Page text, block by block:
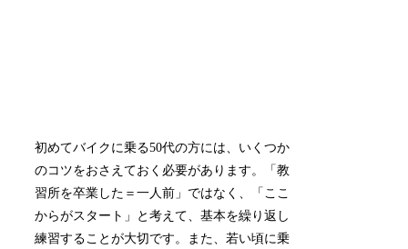
初めてバイクに乗る50代の方には、いくつか
のコツをおさえておく必要があります。「教
習所を卒業した＝一人前」ではなく、「ここ
からがスタート」と考えて、基本を繰り返し
練習することが大切です。また、若い頃に乗